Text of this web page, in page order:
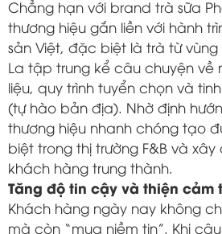
Chẳng hạn với brand trà sữa
thương hiệu gắn liền với hành
sản Việt, đặc biệt là trà từ
La tập trung kể câu chuyện về
liệu, quy trình tuyển chọn và
(tự hào bản địa). Nhờ định
thương hiệu nhanh chóng tạo
biệt trong thị trường F&B và
khách hàng trung thành.
Tăng độ tin cậy và thiện cảm
Khách hàng ngày nay không
mà còn “mua niềm tin”. Khi